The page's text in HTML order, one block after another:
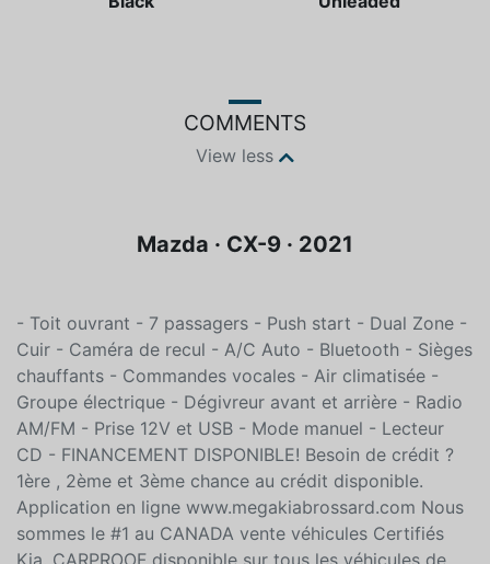
- Toit ouvrant - 7 passagers - Push start - Dual Zone -
Cuir - Caméra de recul - A/C Auto - Bluetooth - Sièges
chauffants - Commandes vocales - Air climatisée -
Groupe électrique - Dégivreur avant et arrière - Radio
AM/FM - Prise 12V et USB - Mode manuel - Lecteur
CD - FINANCEMENT DISPONIBLE! Besoin de crédit ?
1ère , 2ème et 3ème chance au crédit disponible.